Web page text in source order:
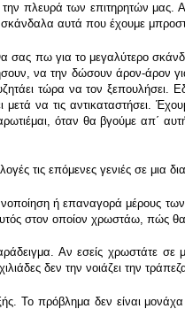
πλευρά των επιτηρητών
σκάνδαλα αυτά που έχουμε
πω για το μεγαλύτερο
να την δώσουν άρον-άρον
τώρα να τον ξεπουλήσει.
μετά να τις αντικαταστήσει.
όταν θα βγούμε
τις επόμενες γενιές σε μια
ή επαναγορά μέρους
στον οποίον χρωστάω, πώς θα
Αν εσείς χρωστάτε σε
δεν την νοιάζει την
Το πρόβλημα δεν είναι